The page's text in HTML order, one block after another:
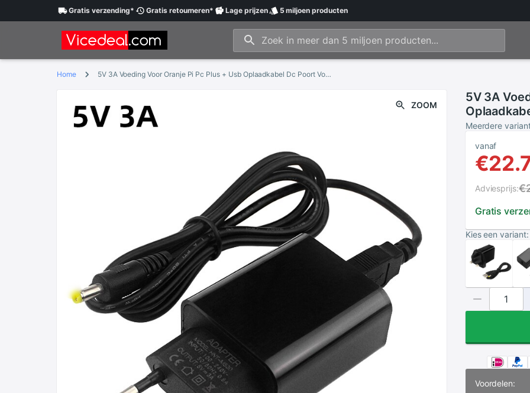
Gratisverzending* Gratisretourneren* Lageprijzen 5 miljoen producten
Home 5V 3A Voeding Voor Oranje Pi Pc Plus + Usb Oplaadkabel Dc Poort Voor Oranje Pi
ZOOM
5V 3A
Meerdere
vanaf
Gratis
Adviesprijs:
Kies een variant:
Voordelen: